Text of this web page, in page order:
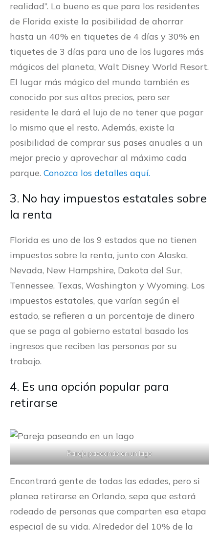
realidad”. Lo bueno es que para los residentes
de Florida existe la posibilidad de ahorrar
hasta un 40% en tiquetes de 4 días y 30% en
tiquetes de 3 días para uno de los lugares más
mágicos del planeta, Walt Disney World Resort.
El lugar más mágico del mundo también es
conocido por sus altos precios, pero ser
residente le dará el lujo de no tener que pagar
lo mismo que el resto. Además, existe la
posibilidad de comprar sus pases anuales a un
mejor precio y aprovechar al máximo cada
parque. Conozca los detalles aquí.
3. No hay impuestos estatales sobre
la renta
Florida es uno de los 9 estados que no tienen
impuestos sobre la renta, junto con Alaska,
Nevada, New Hampshire, Dakota del Sur,
Tennessee, Texas, Washington y Wyoming. Los
impuestos estatales, que varían según el
estado, se refieren a un porcentaje de dinero
que se paga al gobierno estatal basado los
ingresos que reciben las personas por su
trabajo.
4. Es una opción popular para
retirarse
Pareja paseando en un lago
Encontrará gente de todas las edades, pero si
planea retirarse en Orlando, sepa que estará
rodeado de personas que comparten esa etapa
especial de su vida. Alrededor del 10% de la